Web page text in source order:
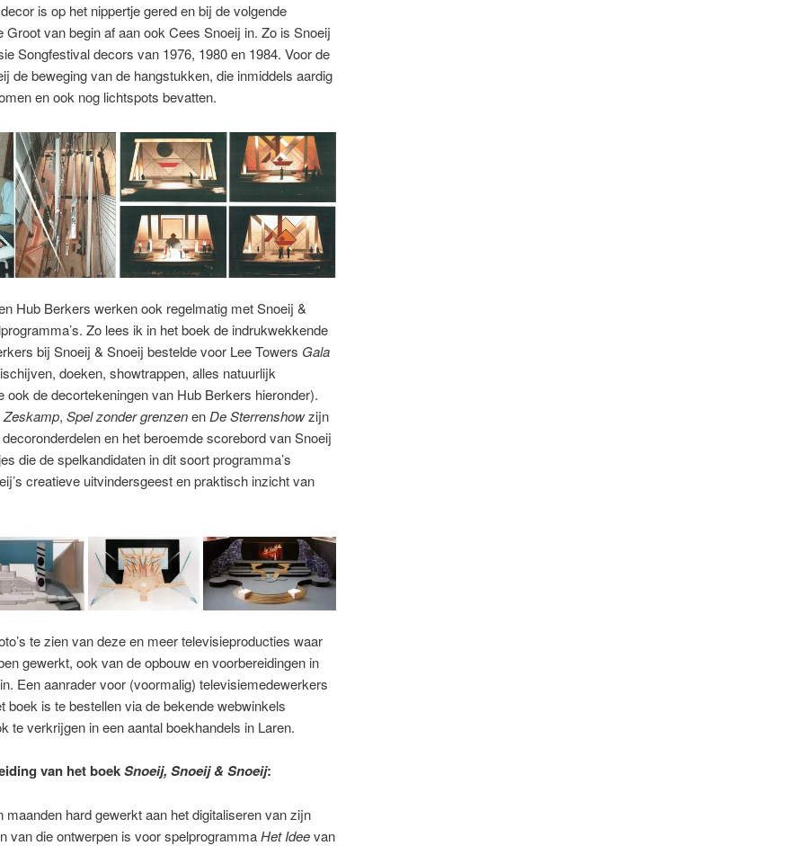
is op het nippertje gered en bij de volgende
van begin af aan ook Cees Snoeij in. Zo is Snoeij
Songfestival decors van 1976, 1980 en 1984. Voor de
de beweging van de hangstukken, die inmiddels aardig
en ook nog lichtspots bevatten.
Hub Berkers werken ook regelmatig met Snoeij &
Zo lees ik in het boek de indrukwekkende
bij Snoeij & Snoeij bestelde voor Lee Towers Gala
doeken, showtrappen, alles natuurlijk
ook de decortekeningen van Hub Berkers hieronder).
Zeskamp, Spel zonder grenzenen De Sterrenshowzijn
en het beroemde scorebord van Snoeij
die de spelkandidaten in dit soort programma’s
creatieve uitvindersgeest en praktisch inzicht van
te zien van deze en meer televisieproducties waar
gewerkt, ook van de opbouw en voorbereidingen in
Een aanrader voor (voormalig) televisiemedewerkers
boek is te bestellen via de bekende webwinkels
te verkrijgen in een aantal boekhandels in Laren.
van het boekSnoeij, Snoeij & Snoeij:
maanden hard gewerkt aan het digitaliseren van zijn
van die ontwerpen is voor spelprogrammaHet Ideevan